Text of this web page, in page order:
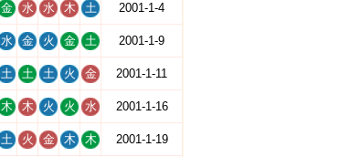
金 水 水 木 土 2001-1-4
水 金 火 金 土 2001-1-9
土 土 土 火 金 2001-1-11
木 木 火 火 水 2001-1-16
土 火 金 木 木 2001-1-19